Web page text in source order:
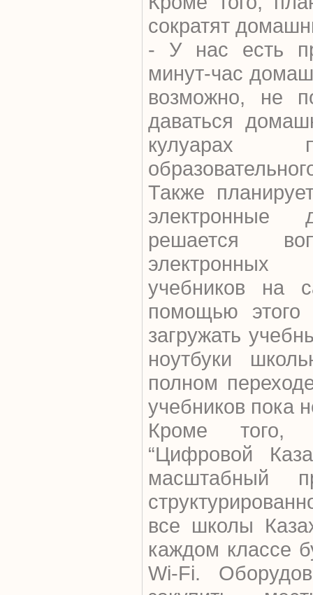
сократят
- У нас есть
минут-час
возможно, не
даваться
кулуарах
Также
электронные
решается
электронных
учебников на
помощью этого
загружать
ноутбуки
полном
учебников пока
Кроме того,
“Цифровой
масштабный
все школы
каждом классе
Wi-Fi.